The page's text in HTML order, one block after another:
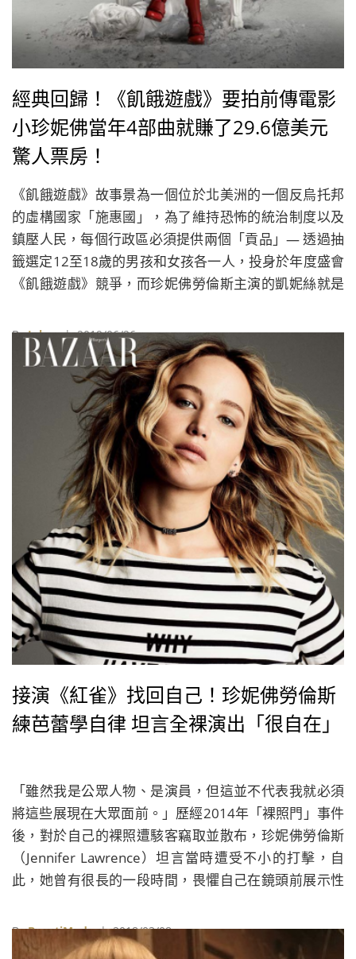
經典回歸！《飢餓遊戲》要拍前傳電影
小珍妮佛當年4部曲就賺了29.6億美元
驚人票房！
《飢餓遊戲》故事景為一個位於北美洲的一個反烏托邦
的虛構國家「施惠國」，為了維持恐怖的統治制度以及
鎮壓人民，每個行政區必須提供兩個「貢品」— 透過抽
籤選定12至18歲的男孩和女孩各一人，投身於年度盛會
《飢餓遊戲》競爭，而珍妮佛勞倫斯主演的凱妮絲就是
ByJuksy| 2019/06/26
接演《紅雀》找回自己！珍妮佛勞倫斯
練芭蕾學自律 坦言全裸演出「很自在」
「雖然我是公眾人物、是演員，但這並不代表我就必須
將這些展現在大眾面前。」歷經2014年「裸照門」事件
後，對於自己的裸照遭駭客竊取並散布，珍妮佛勞倫斯
（Jennifer Lawrence）坦言當時遭受不小的打擊，自
此，她曾有很長的一段時間，畏懼自己在鏡頭前展示性
Sparrow）那一刻。這也是珍妮佛勞倫斯第一次大尺度
地挑戰全裸演出，但意外地，在正式開拍後她反而變得
ByBeautiMode| 2018/03/08